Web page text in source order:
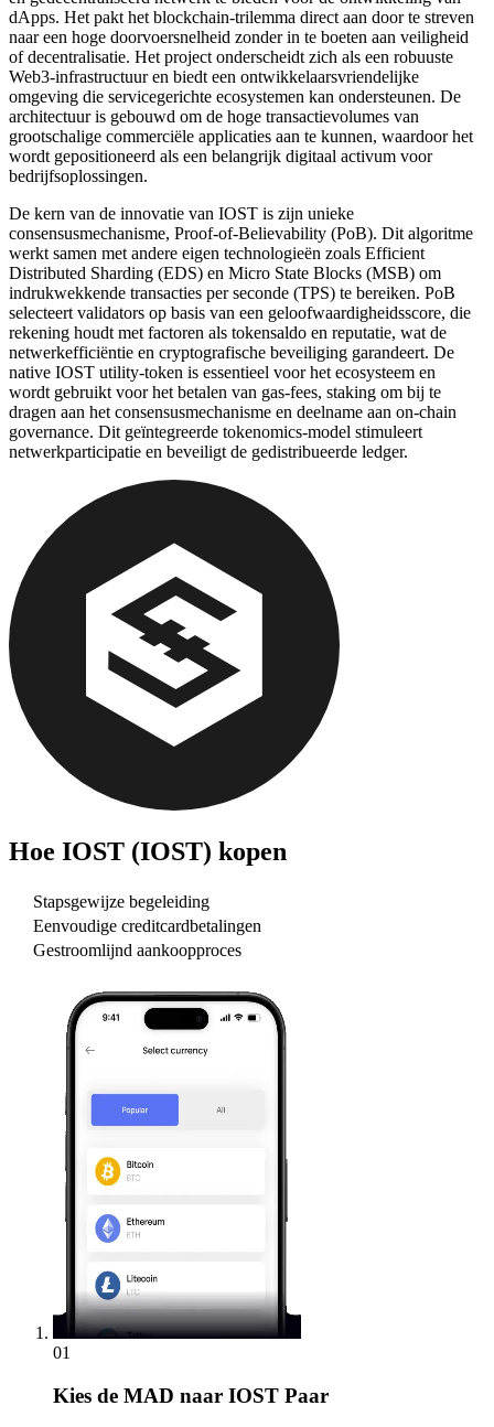
dApps. Het pakt het blockchain-trilemma direct aan door te streven
naar een hoge doorvoersnelheid zonder in te boeten aan veiligheid
of decentralisatie. Het project onderscheidt zich als een robuuste
Web3-infrastructuur en biedt een ontwikkelaarsvriendelijke
omgeving die servicegerichte ecosystemen kan ondersteunen. De
architectuur is gebouwd om de hoge transactievolumes van
grootschalige commerciële applicaties aan te kunnen, waardoor het
wordt gepositioneerd als een belangrijk digitaal activum voor
bedrijfsoplossingen.
De kern van de innovatie van IOST is zijn unieke
consensusmechanisme, Proof-of-Believability (PoB). Dit algoritme
werkt samen met andere eigen technologieën zoals Efficient
Distributed Sharding (EDS) en Micro State Blocks (MSB) om
indrukwekkende transacties per seconde (TPS) te bereiken. PoB
selecteert validators op basis van een geloofwaardigheidsscore, die
rekening houdt met factoren als tokensaldo en reputatie, wat de
netwerkefficiëntie en cryptografische beveiliging garandeert. De
native IOST utility-token is essentieel voor het ecosysteem en
wordt gebruikt voor het betalen van gas-fees, staking om bij te
dragen aan het consensusmechanisme en deelname aan on-chain
governance. Dit geïntegreerde tokenomics-model stimuleert
netwerkparticipatie en beveiligt de gedistribueerde ledger.
Hoe IOST (IOST) kopen
Stapsgewijze begeleiding
Eenvoudige creditcardbetalingen
Gestroomlijnd aankoopproces
01
Kies de MAD naar IOST Paar